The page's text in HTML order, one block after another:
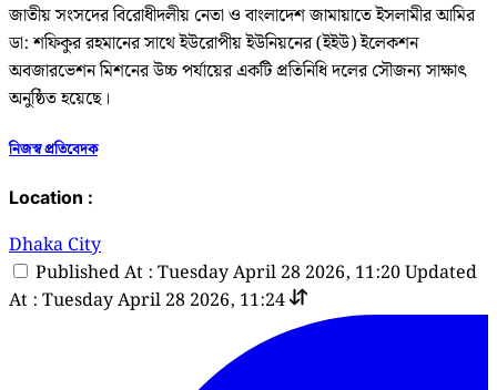
জাতীয় সংসদের বিরোধীদলীয় নেতা ও বাংলাদেশ জামায়াতে ইসলামীর আমির
ডা: শফিকুর রহমানের সাথে ইউরোপীয় ইউনিয়নের (ইইউ) ইলেকশন
অবজারভেশন মিশনের উচ্চ পর্যায়ের একটি প্রতিনিধি দলের সৌজন্য সাক্ষাৎ
অনুষ্ঠিত হয়েছে।
নিজস্ব প্রতিবেদক
Location :
Dhaka City
Published At : Tuesday April 28 2026, 11:20Updated
At : Tuesday April 28 2026, 11:24